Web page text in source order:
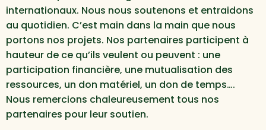
internationaux. Nous nous soutenons et entraidons
au quotidien. C’est main dans la main que nous
portons nos projets. Nos partenaires participent à
hauteur de ce qu’ils veulent ou peuvent : une
participation financière, une mutualisation des
ressources, un don matériel, un don de temps….
Nous remercions chaleureusement tous nos
partenaires pour leur soutien.